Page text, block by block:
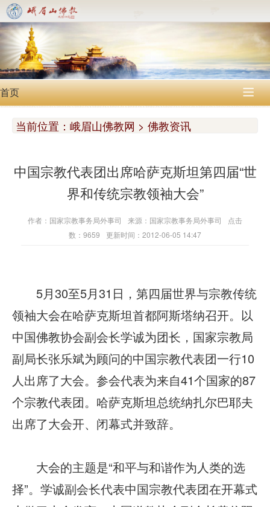
首页 
当前位置： 峨眉山佛教网 > 佛教资讯
中国宗教代表团出席哈萨克斯坦第四届“世
界和传统宗教领袖大会”
作者：国家宗教事务局外事司 来源：国家宗教事务局外事司
点击
数：9659
更新时间：2012-06-05 14:47
5月30至5月31日，第四届世界与宗教传统
领袖大会在哈萨克斯坦首都阿斯塔纳召开。以
中国佛教协会副会长学诚为团长，国家宗教局
副局长张乐斌为顾问的中国宗教代表团一行10
人出席了大会。参会代表为来自41个国家的87
个宗教代表团。哈萨克斯坦总统纳扎尔巴耶夫
出席了大会开、闭幕式并致辞。
大会的主题是“和平与和谐作为人类的选
择”。学诚副会长代表中国宗教代表团在开幕式